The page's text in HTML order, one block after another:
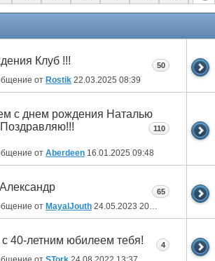
Клуб !!!
от Rostik 22.03.2025 08:39
50
с днем рождения Наталью
от Aberdeen 16.01.2025 09:48
110
от MayalJouth 24.05.2023 20:15
65
с 40-летним юбилеем тебя! 4